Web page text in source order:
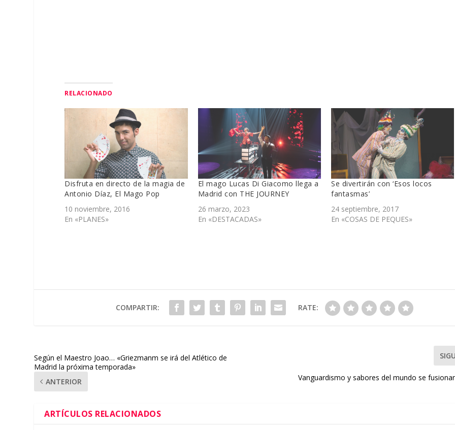
RELACIONADO
Disfruta en directo de la magia de
Antonio Díaz, El Mago Pop
10 noviembre, 2016
En «PLANES»
El mago Lucas Di Giacomo llega a
Madrid con THE JOURNEY
26 marzo, 2023
En «DESTACADAS»
Se divertirán con ‘Esos locos
fantasmas’
24 septiembre, 2017
En «COSAS DE PEQUES»
COMPARTIR: RATE:
Según el Maestro Joao… «Griezmanm se irá del Atlético de
Madrid la próxima temporada»
ANTERIOR
Vanguardismo y sabores del mundo se
ARTÍCULOS RELACIONADOS